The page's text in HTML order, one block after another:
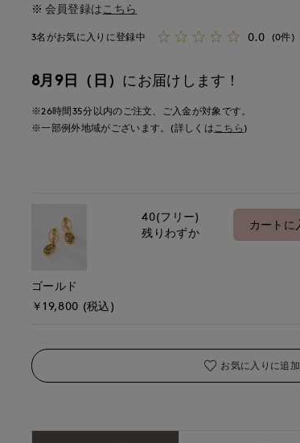
会員登録は こちら
3名がお気に入りに登録中 0.0 (0件)
8月9日（日） にお届けします！
※26時間35分以内のご注文、ご入金が対象です。
※一部例外地域がございます。(詳しくはこちら )
ゴールド
￥19,800 (税込)
40(フリー)
残りわずか
カートに
お気に入りに追加